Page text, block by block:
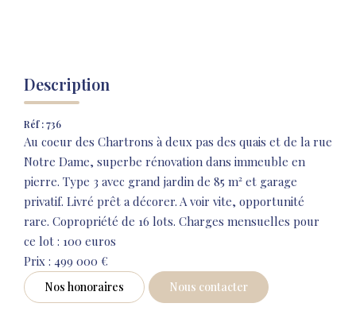
Description
Réf : 736
Au coeur des Chartrons à deux pas des quais et de la rue
Notre Dame, superbe rénovation dans immeuble en
pierre. Type 3 avec grand jardin de 85 m² et garage
privatif. Livré prêt a décorer. A voir vite, opportunité
rare. Copropriété de 16 lots. Charges mensuelles pour
ce lot : 100 euros
Prix : 499 000 €
Nos honoraires Nous contacter